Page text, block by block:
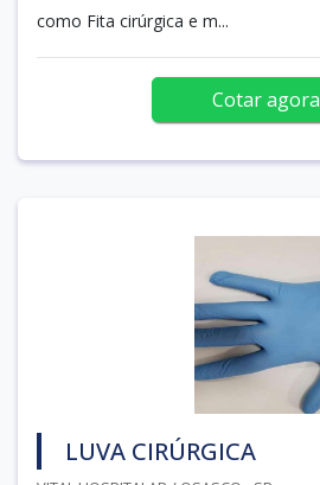
como Fita cirúrgica e m...
Cotar agora
LUVA CIRÚRGICA